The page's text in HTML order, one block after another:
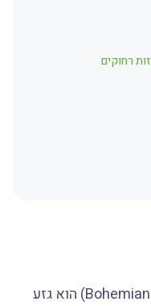
רחוקים
צ'כי חודסקי (באנגלית: Bohemian Shepherd) הוא גזע